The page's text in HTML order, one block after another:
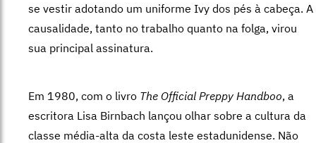
se vestir adotando um uniforme Ivy dos pés à cabeça. A
causalidade, tanto no trabalho quanto na folga, virou
sua principal assinatura.
Em 1980, com o livro The Official Preppy Handboo, a
escritora Lisa Birnbach lançou olhar sobre a cultura da
classe média-alta da costa leste estadunidense. Não